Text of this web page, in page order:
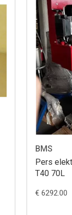
BMS
Pers
T40 70L
€ 6292.00